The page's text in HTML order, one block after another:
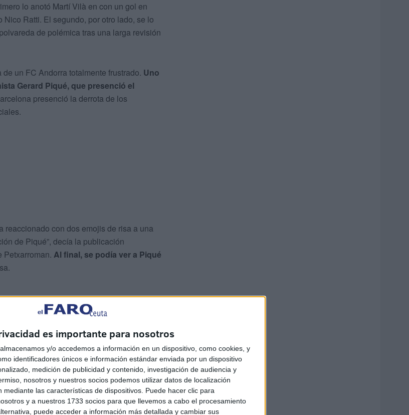
es importante para nosotros
almacenamos y/o accedemos a información en un dispositivo, como cookies, y
identificadores únicos e información estándar enviada por un dispositivo
medición de publicidad y contenido, investigación de audiencia y
nosotros y nuestros socios podemos utilizar datos de localización
mediante las características de dispositivos. Puede hacer clic para
y a nuestros 1733 socios para que llevemos a cabo el procesamiento
puede acceder a información más detallada y cambiar sus
lo anotó Martí Vilà en con un gol en
Ratti. El segundo, por otro lado, se lo
de polémica tras una larga revisión
un FC Andorra totalmente frustrado. Uno
Gerard Piqué, que presenció el
presenció la derrota de los
reaccionado con dos emojis de risa a una
de Piqué”, decía la publicación
Petxarroman. Al final, se podía ver a Piqué
2026